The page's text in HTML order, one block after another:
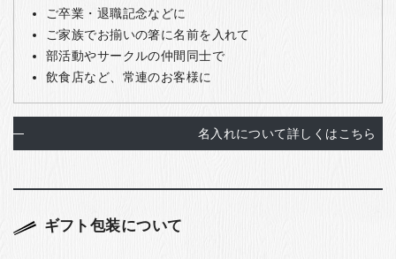
ご卒業・退職記念などに
ご家族でお揃いの箸に名前を入れて
部活動やサークルの仲間同士で
飲食店など、常連のお客様に
名入れについて詳しくはこちら
ギフト包装について